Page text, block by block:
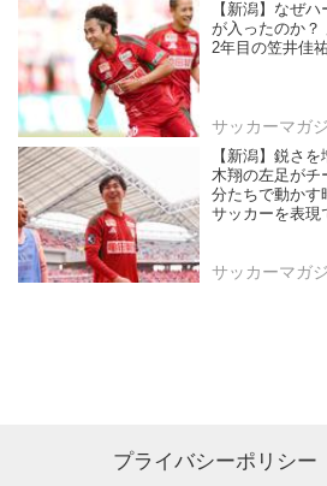
【新潟】なぜ
が入ったのか？
2年目の笠井佳
サッカーマガ
【新潟】鋭さ
木翔の左足がチ
分たちで動かす
サッカーを表現
サッカーマガ
プライバシーポリシー